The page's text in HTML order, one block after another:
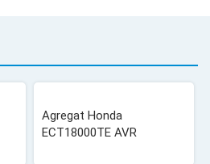
Agregat Honda
ECT18000TE AVR